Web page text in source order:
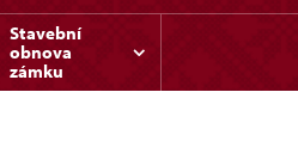
Stavební
obnova
zámku